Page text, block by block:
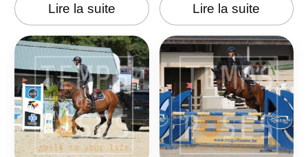
Lire la suite Lire la suite